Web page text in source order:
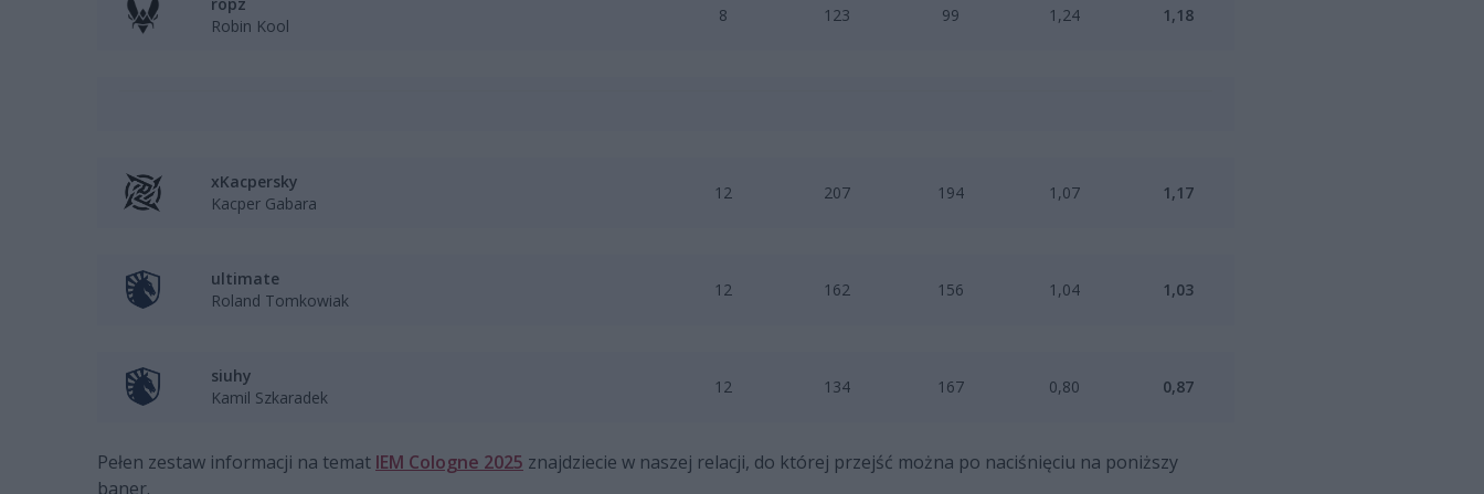
Robin Kool
8 123 99 1,24 1,18
xKacpersky
Kacper Gabara
12 207 194 1,07 1,17
ultimate
Roland Tomkowiak
12 162 156 1,04 1,03
siuhy
Kamil Szkaradek
12 134 167 0,80 0,87
Pełen zestaw informacji na temat IEM Cologne 2025 znajdziecie w naszej relacji, do której przejść można po naciśnięciu na poniższy
baner.